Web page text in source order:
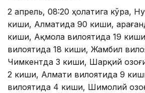
2 апрель, 08:20 ҳолатига кўра,
киши, Алматида 90 киши,
киши, Ақмола вилоятида 19
вилоятида 18 киши, Жамбил
Чимкентда 3 киши, Шарқий
2 киши, Алмати вилоятида 9
вилоятида 4 киши, Шимолий